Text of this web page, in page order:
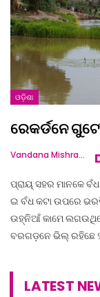
ଓଡ଼ିଶା
ରେକର୍ଡନେ
Vandana Mishra
ପ୍ରାୟ୍ ସହର ମାନକେ
ଇ ବଁଧ କଟା ଉପରେ
ଉହ୍ନିଆଁ କାମେ
ବରଗଡ଼ନେ ଭିଲ୍ ରହିଛେ
LATEST